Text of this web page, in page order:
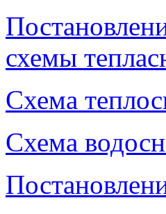
схемы
Схема
Схема